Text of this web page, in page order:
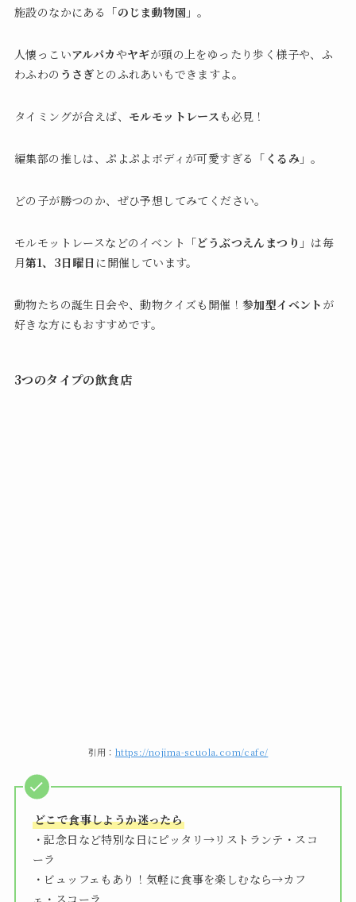
施設のなかにある 「のじま動物園」。
人懐っこいアルパカやヤギが頭の上をゆったり歩く様子や、ふ
わふわの うさぎ とのふれあいもできますよ。
タイミングが合えば、 モルモットレース も必見！
編集部の推しは、ぷよぷよボディが可愛すぎる 「くるみ」。
どの子が勝つのか、ぜひ予想してみてください。
モルモットレースなどのイベント 「どうぶつえんまつり」 は毎
月第1、3日曜日 に開催しています。
動物たちの誕生日会や、動物クイズも開催！ 参加型イベント が
好きな方にもおすすめです。
3つのタイプの飲食店
引用： https://nojima-scuola.com/cafe/
どこで食事しようか迷ったら
・記念日など特別な日にピッタリ→リストランテ・スコ
ーラ
・ビュッフェもあり！気軽に食事を楽しむなら→カフ